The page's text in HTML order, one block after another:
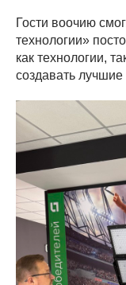
Гости воочию
технологии»
как технологии,
создавать